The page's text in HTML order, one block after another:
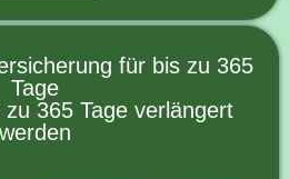
für bis zu 365
Tage
365 Tage verlängert
werden